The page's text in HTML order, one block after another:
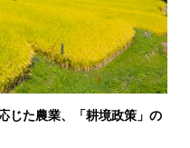
じた農業、「耕境政策」の